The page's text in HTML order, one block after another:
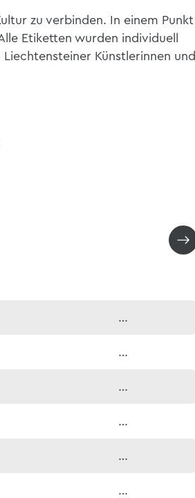
zu verbinden. In einem Punkt
Etiketten wurden individuell
Künstlerinnen und
…
…
…
…
…
…